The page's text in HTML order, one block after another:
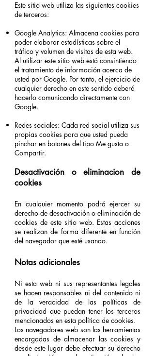
Este sitio web utiliza las siguientes cookies
de terceros:
Google Analytics: Almacena cookies para
poder elaborar estadísticas sobre el
tráfico y volumen de visitas de esta web.
Al utilizar este sitio web está consintiendo
el tratamiento de información acerca de
usted por Google. Por tanto, el ejercicio de
cualquier derecho en este sentido deberá
hacerlo comunicando directamente con
Google.
Redes sociales: Cada red social utiliza sus
propias cookies para que usted pueda
pinchar en botones del tipo Me gusta o
Compartir.
Desactivación o eliminacion de
cookies
En cualquier momento podrá ejercer su
derecho de desactivación o eliminación de
cookies de este sitio web. Estas acciones
se realizan de forma diferente en función
del navegador que esté usando.
Notas adicionales
Ni esta web ni sus representantes legales
se hacen responsables ni del contenido ni
de la veracidad de las políticas de
privacidad que puedan tener los terceros
mencionados en esta política de cookies.
Los navegadores web son las herramientas
encargadas de almacenar las cookies y
desde este lugar debe efectuar su derecho